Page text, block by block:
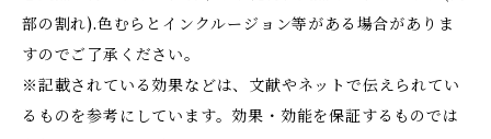
部の割れ).色むらとインクルージョン等がある場合がありま
すのでご了承ください。
※記載されている効果などは、文献やネットで伝えられてい
るものを参考にしています。効果・効能を保証するものでは